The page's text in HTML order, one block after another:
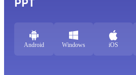
PPT
Android Windows iOS